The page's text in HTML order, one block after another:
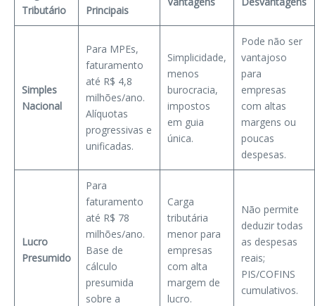
Tributário
Principais
Simples
Nacional
Para MPEs,
faturamento
até R$ 4,8
milhões/ano.
Alíquotas
progressivas e
unificadas.
Simplicidade,
menos
burocracia,
impostos
em guia
única.
Pode não ser
vantajoso
para
empresas
com altas
margens ou
poucas
despesas.
Lucro
Presumido
Para
faturamento
até R$ 78
milhões/ano.
Base de
cálculo
presumida
sobre a
Carga
tributária
menor para
empresas
com alta
margem de
lucro.
Não permite
deduzir todas
as despesas
reais;
PIS/COFINS
cumulativos.